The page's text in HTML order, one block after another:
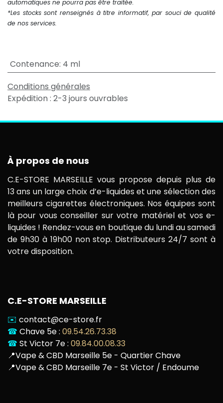
automatiques ne pourra pas être traitée.
*Les stocks sont renseignés à titre informatif, par souci de qualité
de nos services.
Contenance: 4 ml
Conditions générales
Expédition : 2-3 jours ouvrables
À propos de nous
C.E-STORE MARSEILLE vous propose depuis plus de
13 ans un large choix d’e-liquides et une sélection des
meilleurs cigarettes électroniques. Nos équipes sont
là pour vous conseiller sur votre matériel et vos e-
liquides ! Rendez-vous en boutique du lundi au samedi
de 9h30 à 19h00 non stop. Distributeurs 24/7 sont à
votre disposition.
C.E-STORE MARSEILLE
✉️ contact@ce-store.fr
☎ Chave 5e : 09.54.26.73.38
☎ St Victor 7e : 09.84.00.08.33
📍Vape & CBD Marseille 5e - Quartier Chave
📍Vape & CBD Marseille 7e - St Victor / Endoume